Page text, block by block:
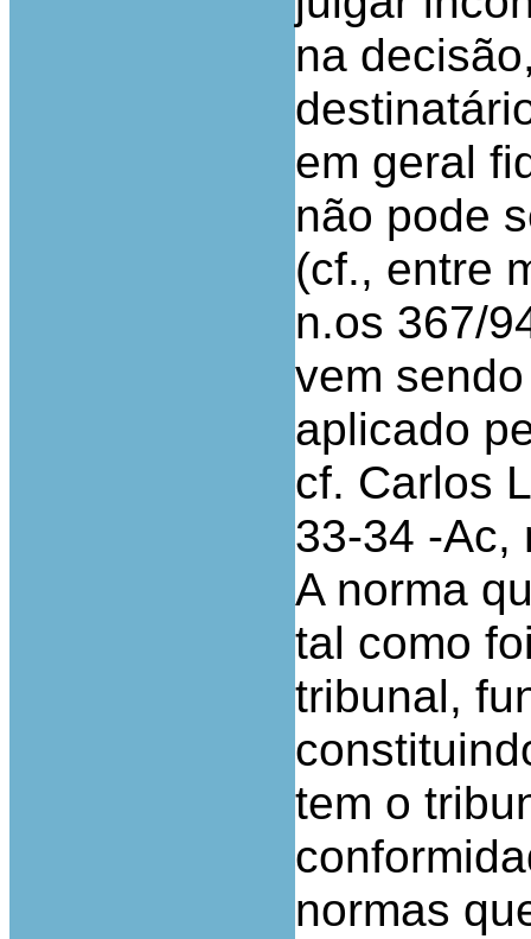
na
em geral
não pode
(cf., entre
n.os 367/
vem
aplicado
cf. Carlos
33-34 -Ac,
A norma
tal como
tribunal,
tem o
normas